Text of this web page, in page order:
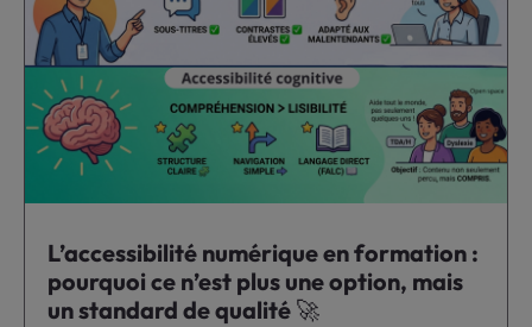
L’accessibilité numérique en formation :
pourquoi ce n’est plus une option, mais
un standard de qualité 🚀